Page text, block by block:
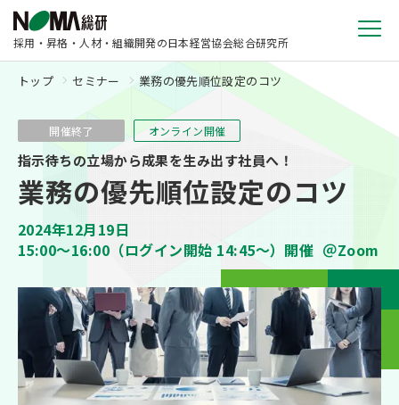
採用・昇格・人材・組織開発の日本経営協会総合研究所
トップ セミナー 業務の優先順位設定のコツ
開催終了 オンライン開催
指示待ちの立場から成果を生み出す社員へ！
業務の優先順位設定のコツ
2024年12月19日
15:00〜16:00（ログイン開始 14:45～）開催 ＠Zoom